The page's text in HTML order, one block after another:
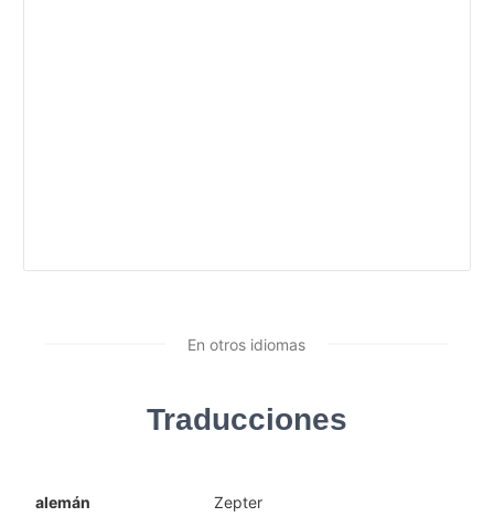
En otros idiomas
Traducciones
alemán Zepter